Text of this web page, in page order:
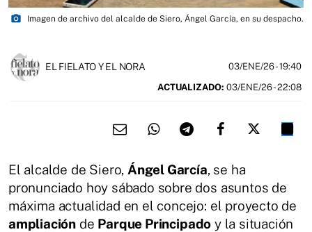
photo_camera Imagen de archivo del alcalde de Siero, Ángel García, en su despacho.
EL FIELATO Y EL NORA 03/ENE/26- 19:40
ACTUALIZADO: 03/ENE/26 - 22:08
El alcalde de Siero, Ángel García, se ha
pronunciado hoy sábado sobre dos asuntos de
máxima actualidad en el concejo: el proyecto de
ampliación de Parque Principado y la situación